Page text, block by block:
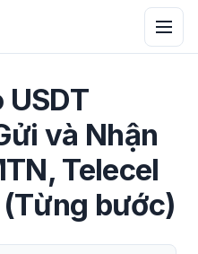
và Nhận
Telecel
bước)